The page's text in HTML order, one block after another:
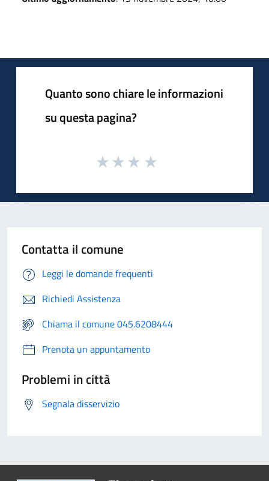
Quanto sono chiare le informazioni
su questa pagina?
Contatta il comune
Leggi le domande frequenti
Richiedi Assistenza
Chiama il comune 045.6208444
Prenota un appuntamento
Problemi in città
Segnala disservizio